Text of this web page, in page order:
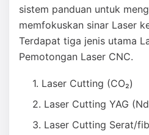
sistem panduan untuk
memfokuskan sinar Laser
Terdapat tiga jenis utama
Pemotongan Laser CNC.
Laser Cutting (CO₂)
Laser Cutting YAG
Laser Cutting Serat/